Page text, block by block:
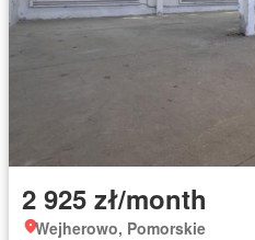
2 925 zł/month
Wejherowo, Pomorskie